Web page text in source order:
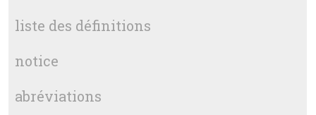
liste des définitions
notice
abréviations